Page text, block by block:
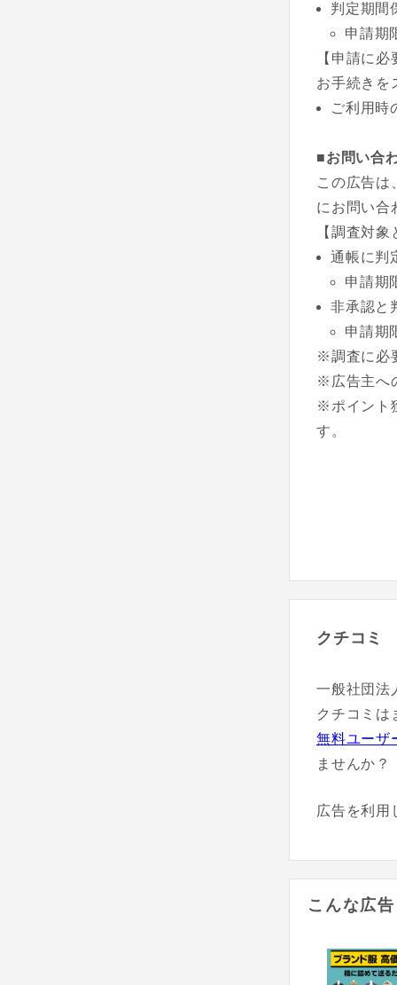
判定期間
申請期
【申請に
お手続きを
ご利用時
■お問い合
この広告は
にお問い合
【調査対
通帳に判
申請期
非承認と
申請期
※調査に必
※広告主へ
※ポイント
す。
クチコミ
一般社団法
クチコミは
無料ユーザ
ませんか？
広告を利用
こんな広